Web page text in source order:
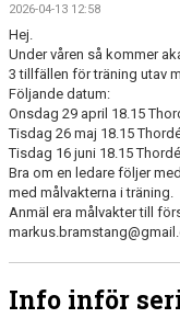
2026-04-13 12:58
Hej.
Under våren så kommer
3 tillfällen för träning utav
Följande datum:
Onsdag 29 april 18.15
Tisdag 26 maj 18.15
Tisdag 16 juni 18.15
Bra om en ledare följer
med målvakterna i träning.
Anmäl era målvakter till
Info inför